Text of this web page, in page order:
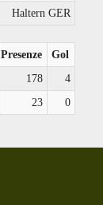
Haltern GER
Presenze
Gol
178
4
23 0